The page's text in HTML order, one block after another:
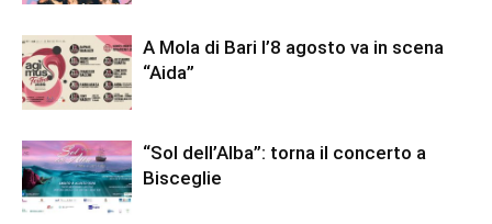
A Mola di Bari l’8 agosto va in scena
“Aida”
“Sol dell’Alba”: torna il concerto a
Bisceglie